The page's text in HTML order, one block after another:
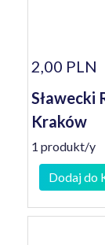
2,00 PLN
Sławecki
Kraków
1 produkt/y
Dodaj do